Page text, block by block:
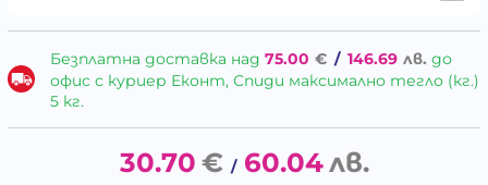
Безплатна доставка над 75.00 € / 146.69 лв. до
офис с куриер Еконт, Спиди максимално тегло (кг.)
5 кг.
30.70 € / 60.04лв.